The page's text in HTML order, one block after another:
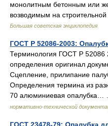
монолитным бетонным или
возводимым на
Большая советская энциклопедия
ГОСТ Р 52086-2003:
Терминология ГОСТ Р 52086
определения оригинал
Сцепление, прилипание
Определения термина из
70 алюминиевая
нормативно-технической